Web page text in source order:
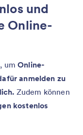
und
Online-
umOnline-
anmelden zu
Zudem können
kostenlos